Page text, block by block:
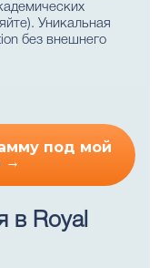
Уникальная
без внешнего
под мой
→
в Royal